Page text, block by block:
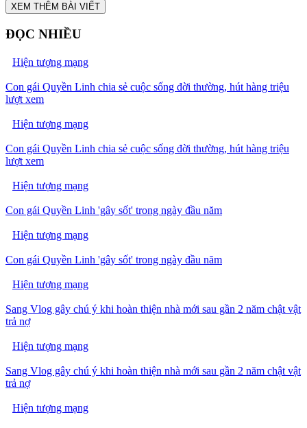
XEM THÊM BÀI VIẾT
ĐỌC NHIỀU
Hiện tượng mạng
Con gái Quyền Linh chia sẻ cuộc sống đời thường, hút hàng triệu
lượt xem
Hiện tượng mạng
Con gái Quyền Linh chia sẻ cuộc sống đời thường, hút hàng triệu
lượt xem
Hiện tượng mạng
Con gái Quyền Linh 'gây sốt' trong ngày đầu năm
Hiện tượng mạng
Con gái Quyền Linh 'gây sốt' trong ngày đầu năm
Hiện tượng mạng
Sang Vlog gây chú ý khi hoàn thiện nhà mới sau gần 2 năm chật vật
trả nợ
Hiện tượng mạng
Sang Vlog gây chú ý khi hoàn thiện nhà mới sau gần 2 năm chật vật
trả nợ
Hiện tượng mạng